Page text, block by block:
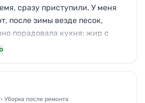
сразу приступили. У меня
после зимы везде песок,
порадовала кухня: жир с
исчез, хотя я уже отчаялась.
буду знать, куда обращаться.
• Уборка после ремонта